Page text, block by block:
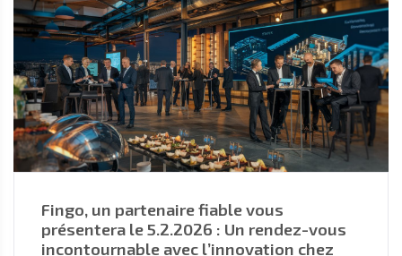
Fingo, un partenaire fiable vous
présentera le 5.2.2026 : Un rendez-vous
incontournable avec l’innovation chez